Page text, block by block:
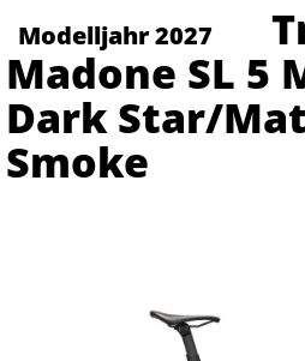
Modelljahr 2027
Madone SL 5
Dark Star/
Smoke